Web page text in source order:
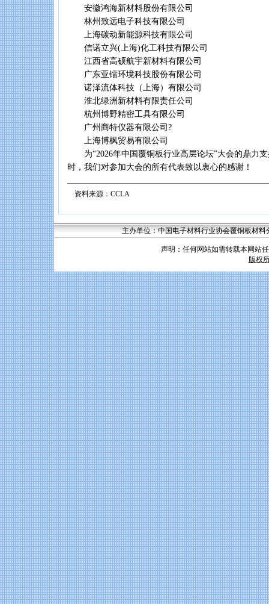
安徽鸿海新材料股份有限公司
林州致远电子科技有限公司
上海碳动新能源科技有限公司
信诺立兴(上海)化工科技有限公司
江西省高硕航宇新材料有限公司
广东亚镭环境科技股份有限公司
诺泽流体科技（上海）有限公司
淮北绿洲新材料有限责任公司
杭州博野精密工具有限公司
广州商特仪器有限公司?
上海博枫贸易有限公司
为“2026年中国覆铜板行业高层论坛”大会的鼎力支
时，我们对参加大会的所有代表致以衷心的感谢！
资料来源：CCLA
主办单位：中国电子材料行业协会覆铜板材
声明：任何网站如需转载本网站
版权